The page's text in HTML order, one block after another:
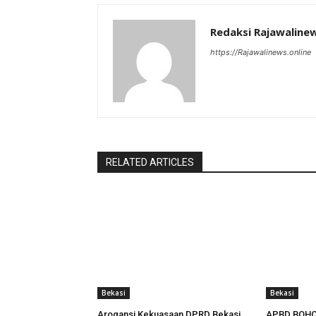
Redaksi
https://Rajawalinews.online
RELATED ARTICLES
Bekasi Bekasi